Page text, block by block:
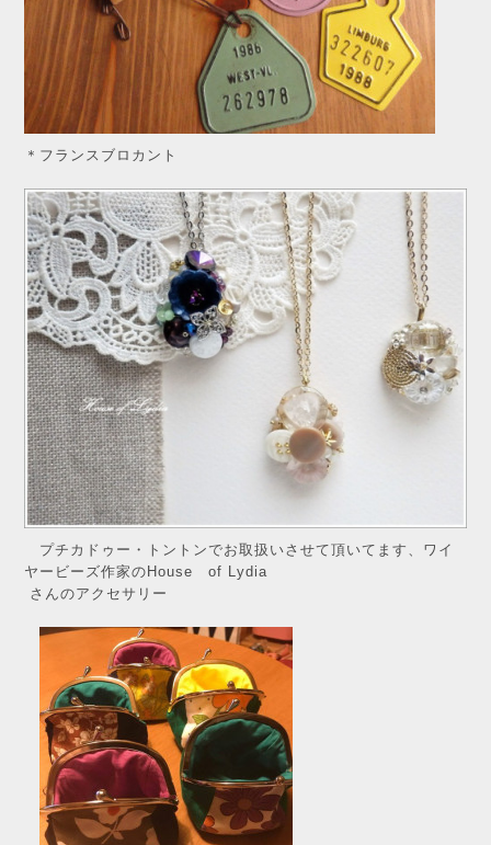
＊フランスブロカント
プチカドゥー・トントンでお取扱いさせて頂いてます、ワイ
ヤービーズ作家のHouse of Lydia
さんのアクセサリー